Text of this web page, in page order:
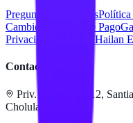
Preguntas Frecuentes
Cambios
Métodos de Pago
Privacidad
Servicios Hailan
Contacto
Priv. Alejandra 512,
Cholula, Pue.